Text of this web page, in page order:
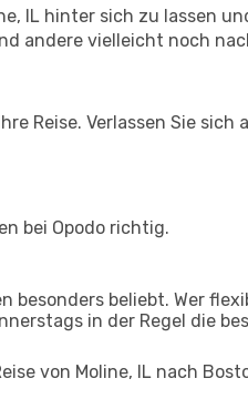
IL hinter sich zu lassen
andere vielleicht noch
Reise. Verlassen Sie sich
bei Opodo richtig.
besonders beliebt. Wer
in der Regel die
von Moline, IL nach